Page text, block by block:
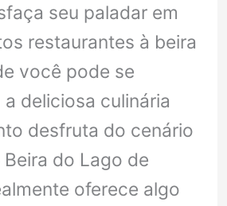
seu paladar em
restaurantes à beira
você pode se
deliciosa culinária
desfruta do cenário
do Lago de
oferece algo